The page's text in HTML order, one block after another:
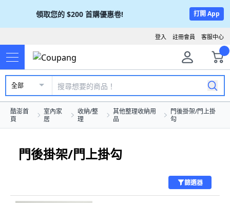
領取您的 $200 首購優惠卷! 打開 App
客服中心
註冊會員
登入
全部
酷澎首
頁
室內家
居
收納/整
理
其他整理收納用
品
門後掛架/門上掛
勾
門後掛架/門上掛勾
篩選器